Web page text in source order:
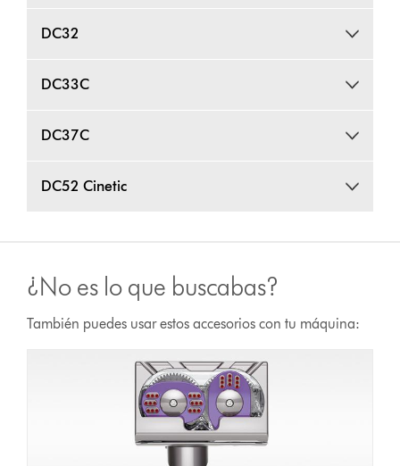
DC32
DC33C
DC37C
DC52 Cinetic
¿No es lo que buscabas?
También puedes usar estos accesorios con tu máquina: